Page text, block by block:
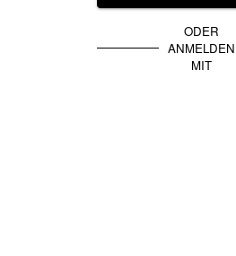
ODER
ANMELDEN
MIT